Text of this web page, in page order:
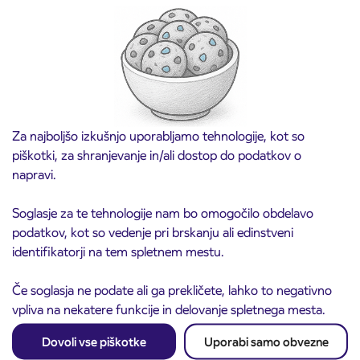
Za najboljšo izkušnjo uporabljamo tehnologije, kot so
piškotki, za shranjevanje in/ali dostop do podatkov o
napravi.
Soglasje za te tehnologije nam bo omogočilo obdelavo
podatkov, kot so vedenje pri brskanju ali edinstveni
identifikatorji na tem spletnem mestu.
Če soglasja ne podate ali ga prekličete, lahko to negativno
vpliva na nekatere funkcije in delovanje spletnega mesta.
Dovoli vse piškotke Uporabi samo obvezne
vozovnic za šolsko leto 2026/2027 se začne
3. 8. 2026
Obvestilo o popolni zapori ceste
ČEŠNJEVEK – TRATA
Kranj